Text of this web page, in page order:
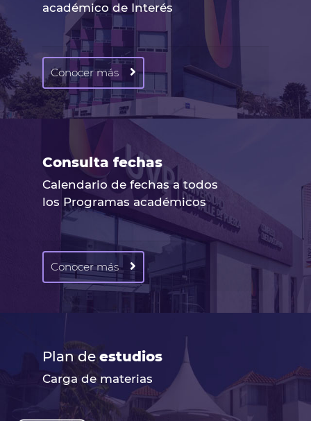
académico de Interés
Conocer más
Consulta fechas
Calendario de fechas a todos
los Programas académicos
Conocer más
Plan deestudios
Carga de materias